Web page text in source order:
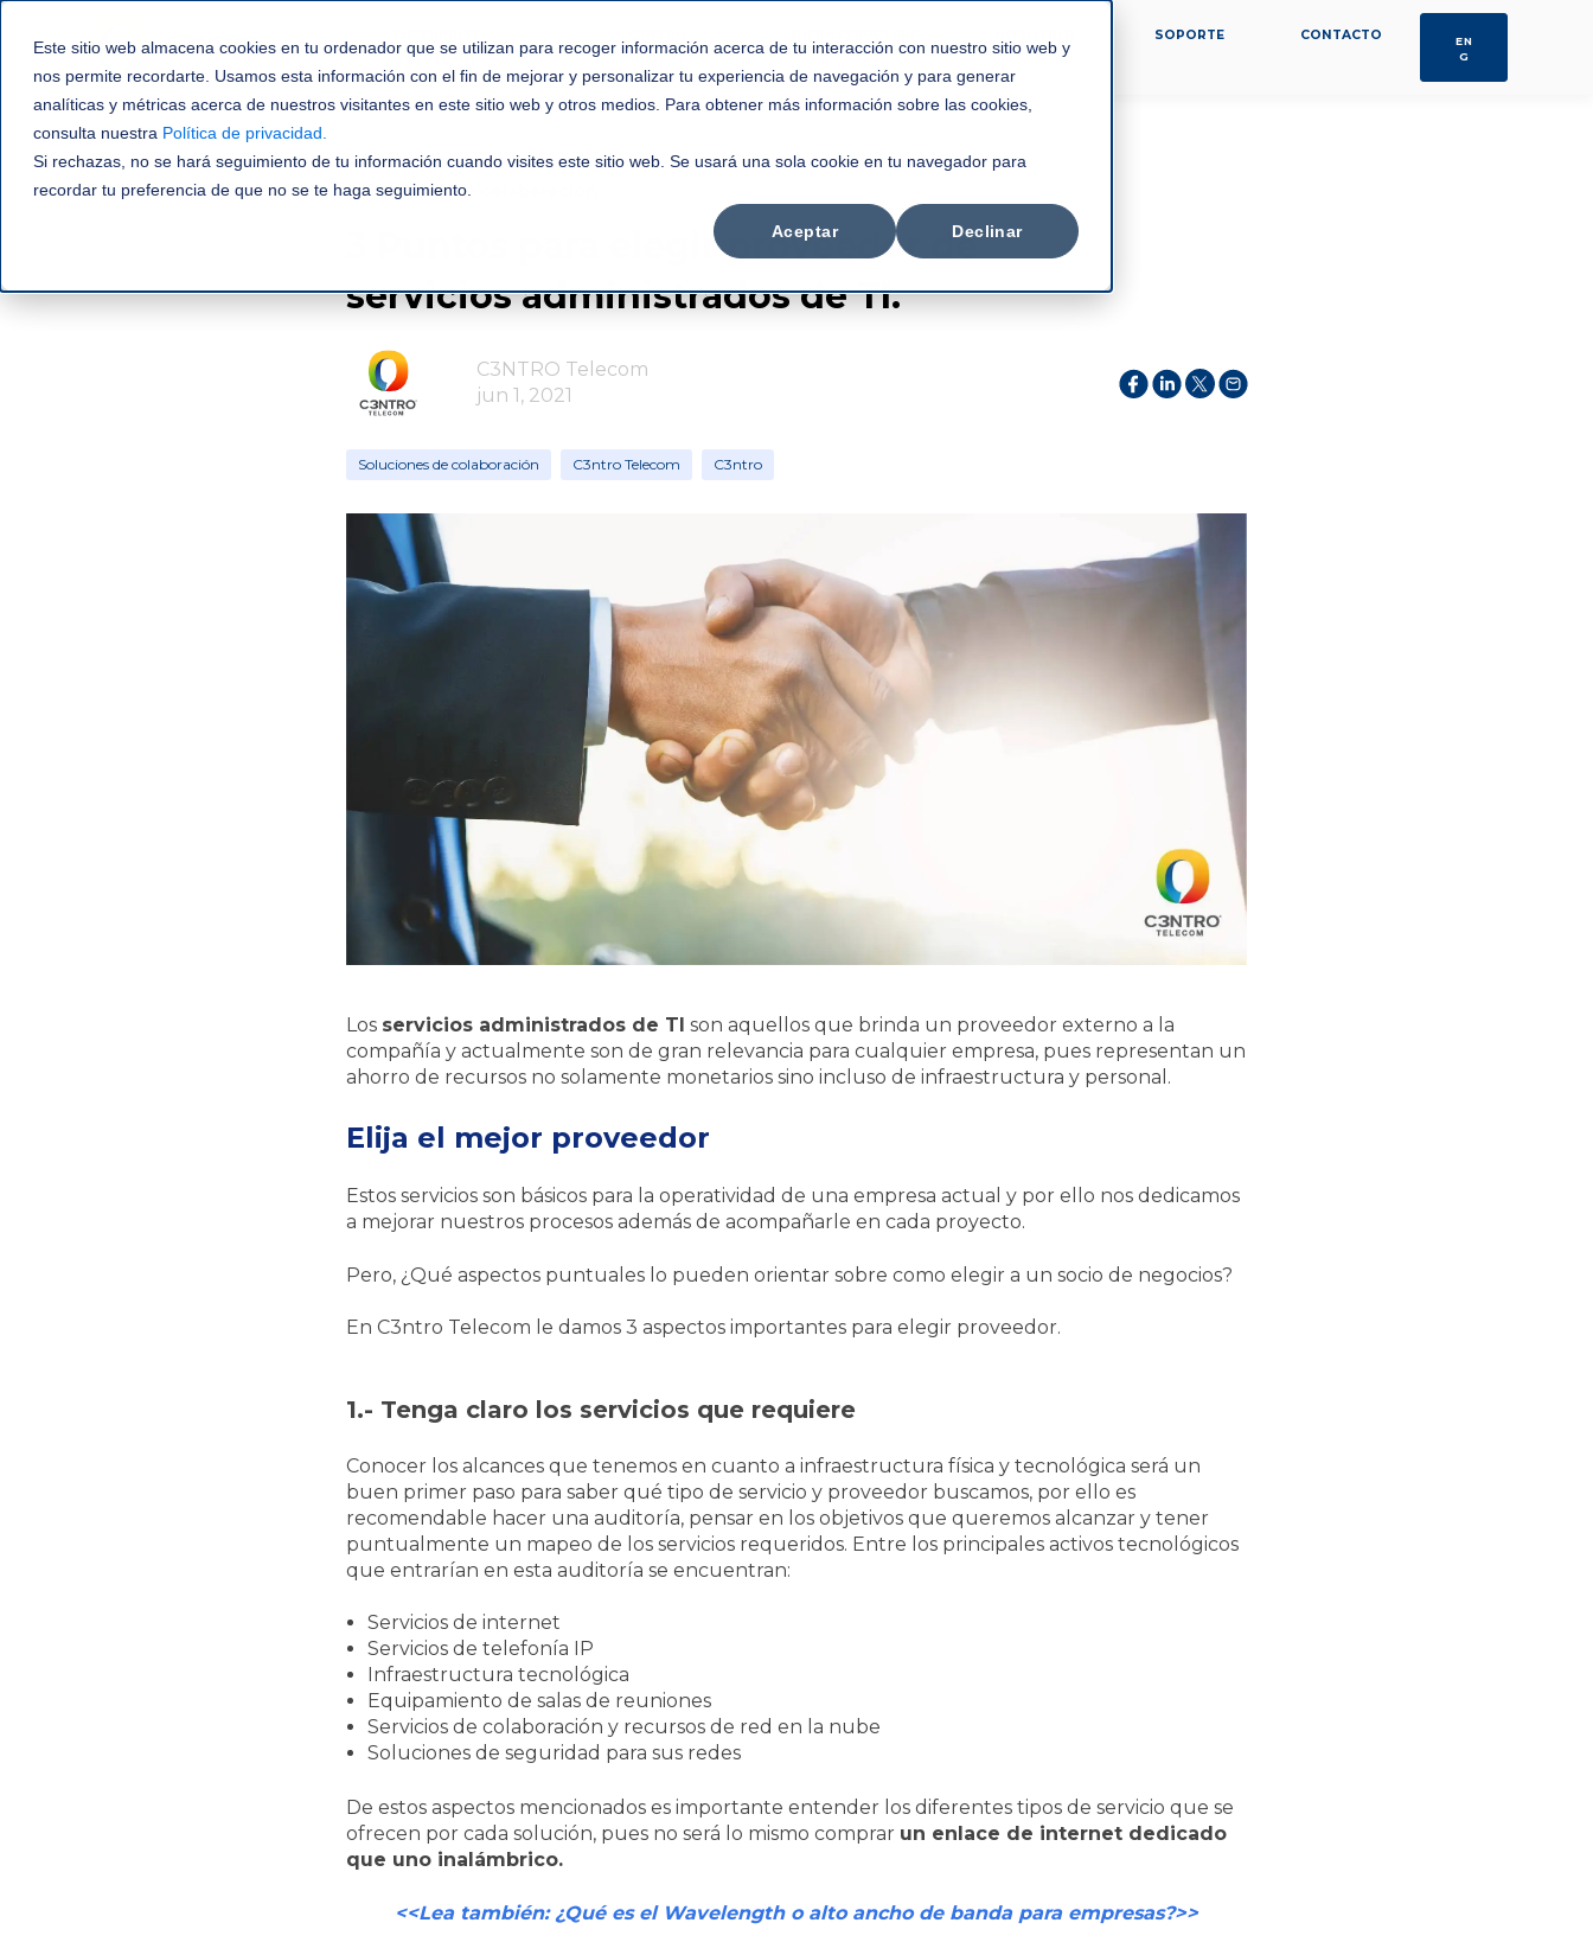
Este sitio web almacena cookies en tu ordenador que se utilizan para recoger información acerca de tu interacción con nuestro sitio web y
nos permite recordarte. Usamos esta información con el fin de mejorar y personalizar tu experiencia de navegación y para generar
analíticas y métricas acerca de nuestros visitantes en este sitio web y otros medios. Para obtener más información sobre las cookies,
consulta nuestra Política de privacidad
Si rechazas, no se hará seguimiento de tu información cuando visites este sitio web. Se usará una sola cookie en tu navegador para
recordar tu preferencia de que no se te haga seguimiento.
Aceptar Declinar
SOLUTIONS
GLOBAL
SOPORTE CONTACTO
EN
G
Soluciones de colaboración
3 Puntos para elegir proveedor de
servicios administrados de TI.
C3NTRO Telecom
jun 1, 2021
Soluciones de colaboración C3ntro Telecom C3ntro
Los servicios administrados de TI son aquellos que brinda un proveedor externo a la
compañía y actualmente son de gran relevancia para cualquier empresa, pues representan un
ahorro de recursos no solamente monetarios sino incluso de infraestructura y personal.
Elija el mejor proveedor
Estos servicios son básicos para la operatividad de una empresa actual y por ello nos dedicamos
a mejorar nuestros procesos además de acompañarle en cada proyecto.
Pero, ¿Qué aspectos puntuales lo pueden orientar sobre como elegir a un socio de negocios?
En C3ntro Telecom le damos 3 aspectos importantes para elegir proveedor.
1.- Tenga claro los servicios que requiere
Conocer los alcances que tenemos en cuanto a infraestructura física y tecnológica será un
buen primer paso para saber qué tipo de servicio y proveedor buscamos, por ello es
recomendable hacer una auditoría, pensar en los objetivos que queremos alcanzar y tener
puntualmente un mapeo de los servicios requeridos. Entre los principales activos tecnológicos
que entrarían en esta auditoría se encuentran:
Servicios de internet
Servicios de telefonía IP
Infraestructura tecnológica
Equipamiento de salas de reuniones
Servicios de colaboración y recursos de red en la nube
Soluciones de seguridad para sus redes
De estos aspectos mencionados es importante entender los diferentes tipos de servicio que se
ofrecen por cada solución, pues no será lo mismo comprar un enlace de internet dedicado
que uno inalámbrico.
<<Lea también: ¿Qué es el Wavelength o alto ancho de banda para empresas?>>